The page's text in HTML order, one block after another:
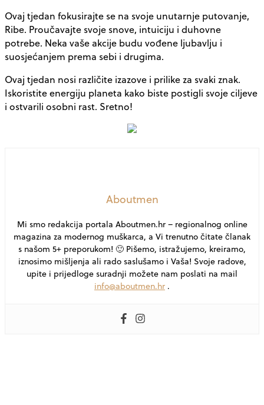
Ovaj tjedan fokusirajte se na svoje unutarnje putovanje,
Ribe. Proučavajte svoje snove, intuiciju i duhovne
potrebe. Neka vaše akcije budu vođene ljubavlju i
suosjećanjem prema sebi i drugima.
Ovaj tjedan nosi različite izazove i prilike za svaki znak.
Iskoristite energiju planeta kako biste postigli svoje ciljeve
i ostvarili osobni rast. Sretno!
Aboutmen
Mi smo redakcija portala Aboutmen.hr – regionalnog online
magazina za modernog muškarca, a Vi trenutno čitate članak
s našom 5+ preporukom! 🙂 Pišemo, istražujemo, kreiramo,
iznosimo mišljenja ali rado saslušamo i Vaša! Svoje radove,
upite i prijedloge suradnji možete nam poslati na mail
info@aboutmen.hr .